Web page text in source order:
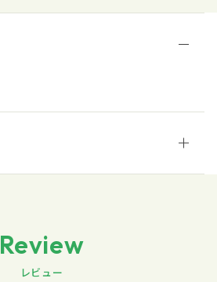
Review
レビュー